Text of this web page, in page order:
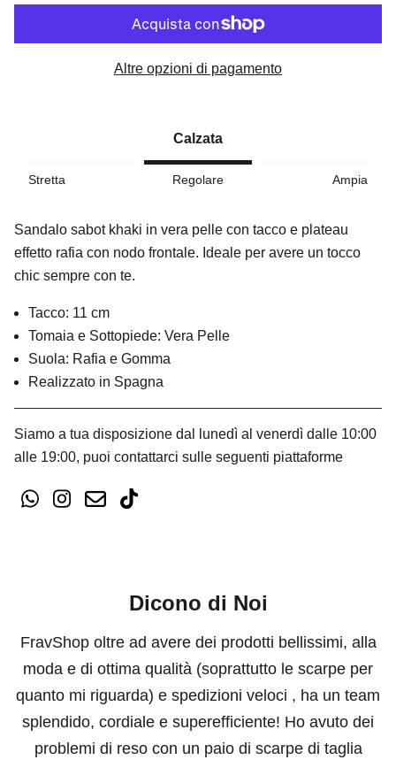
Altre opzioni di pagamento
Calzata
Stretta Regolare Ampia
Sandalo sabot khaki in vera pelle con tacco e plateau
effetto rafia con nodo frontale. Ideale per avere un tocco
chic sempre con te.
Tacco: 11 cm
Tomaia e Sottopiede: Vera Pelle
Suola: Rafia e Gomma
Realizzato in Spagna
Siamo a tua disposizione dal lunedì al venerdì dalle 10:00
alle 19:00, puoi contattarci sulle seguenti piattaforme
Dicono di Noi
FravShop oltre ad avere dei prodotti bellissimi, alla
moda e di ottima qualità (soprattutto le scarpe per
quanto mi riguarda) e spedizioni veloci , ha un team
splendido, cordiale e superefficiente! Ho avuto dei
problemi di reso con un paio di scarpe di taglia